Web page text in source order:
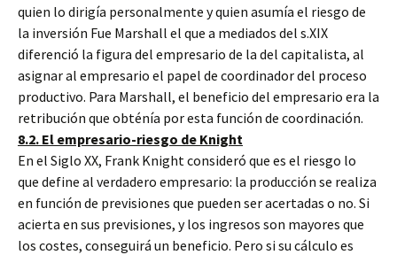
quien lo dirigía personalmente y quien asumía el riesgo de
la inversión Fue Marshall el que a mediados del s.XIX
diferenció la figura del empresario de la del capitalista, al
asignar al empresario el papel de coordinador del proceso
productivo. Para Marshall, el beneficio del empresario era la
retribución que obténía por esta función de coordinación.
8.2. El empresario-riesgo de Knight
En el Siglo XX, Frank Knight consideró que es el riesgo lo
que define al verdadero empresario: la producción se realiza
en función de previsiones que pueden ser acertadas o no. Si
acierta en sus previsiones, y los ingresos son mayores que
los costes, conseguirá un beneficio. Pero si su cálculo es